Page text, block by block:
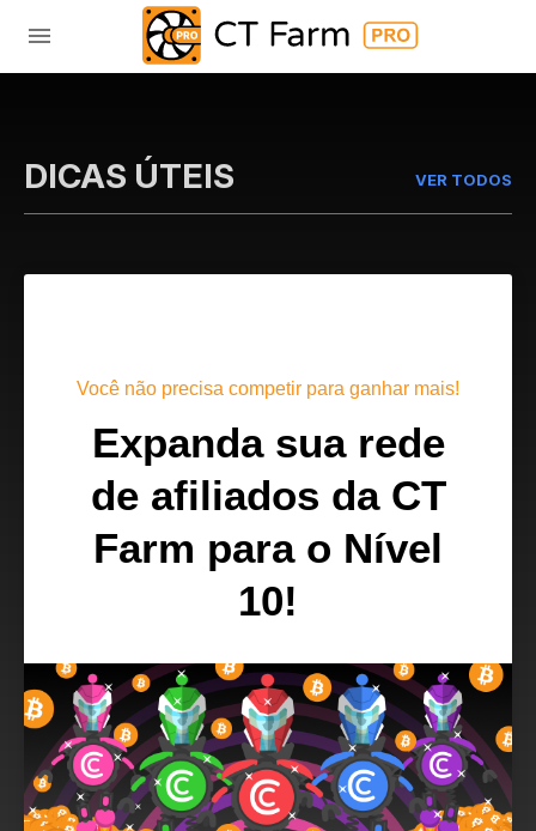
DICAS ÚTEIS VER TODOS
Você não precisa competir para ganhar mais!
Expanda sua rede
de afiliados da CT
Farm para o Nível
10!